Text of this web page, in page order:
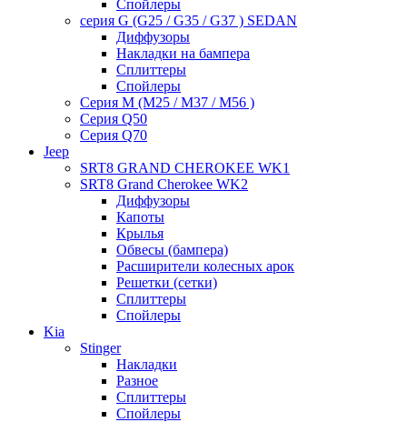
Спойлеры
серия G (G25 / G35 / G37 ) SEDAN
Диффузоры
Накладки на бампера
Сплиттеры
Спойлеры
Серия M (M25 / M37 / M56 )
Серия Q50
Серия Q70
Jeep
SRT8 GRAND CHEROKEE WK1
SRT8 Grand Cherokee WK2
Диффузоры
Капоты
Крылья
Обвесы (бампера)
Расширители колесных арок
Решетки (сетки)
Сплиттеры
Спойлеры
Kia
Stinger
Накладки
Разное
Сплиттеры
Спойлеры